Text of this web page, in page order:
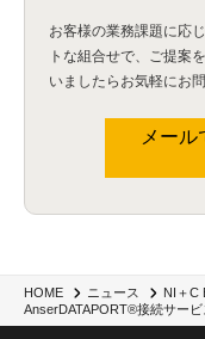
HOME ニュース
NI＋C
AnserDATAPORT®接続サー
お客様の業務課題に応
トな組合せで、
ご提案
いましたらお気軽にお
メー